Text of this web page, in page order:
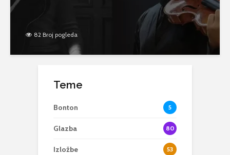
82 Broj pogleda
Teme
Bonton 5
Glazba 80
Izložbe 53